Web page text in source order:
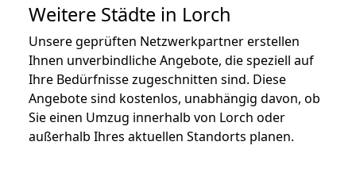
Weitere Städte in Lorch
Unsere geprüften Netzwerkpartner erstellen
Ihnen unverbindliche Angebote, die speziell auf
Ihre Bedürfnisse zugeschnitten sind. Diese
Angebote sind kostenlos, unabhängig davon, ob
Sie einen Umzug innerhalb von Lorch oder
außerhalb Ihres aktuellen Standorts planen.